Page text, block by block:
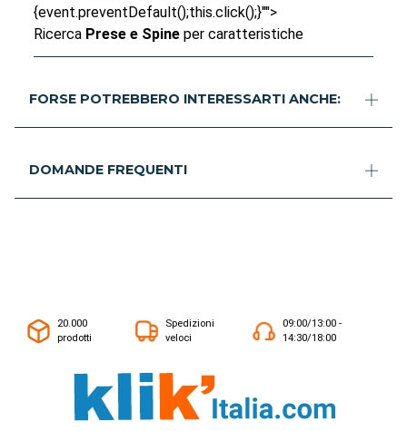
{event.preventDefault();this.click();}"">
Ricerca Prese e Spineper caratteristiche
FORSE POTREBBERO INTERESSARTI ANCHE:
DOMANDE FREQUENTI
20.000
prodotti
Spedizioni
veloci
09:00/13:00 -
14:30/18:00